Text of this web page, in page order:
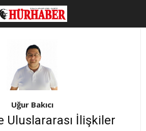
Uğur Bakıcı
Uluslararası İlişkiler